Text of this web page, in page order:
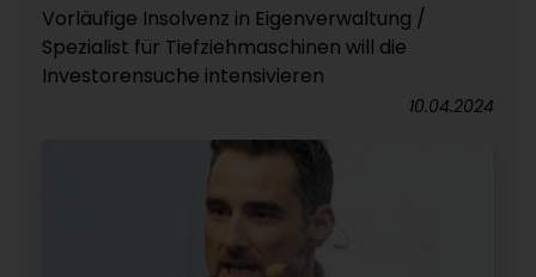
Vorläufige Insolvenz in Eigenverwaltung /
Spezialist für Tiefziehmaschinen will die
Investorensuche intensivieren
10.04.2024